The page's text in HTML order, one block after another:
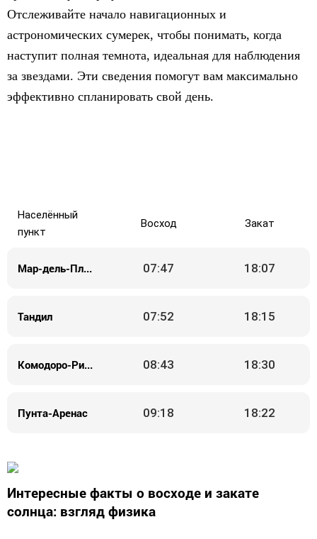
Отслеживайте начало навигационных и
астрономических сумерек, чтобы понимать, когда
наступит полная темнота, идеальная для наблюдения
за звездами. Эти сведения помогут вам максимально
эффективно спланировать свой день.
Населённый
пункт
Восход Закат
Мар-дель-Плата 07:47 18:07
Тандил 07:52 18:15
Комодоро-Ривадавия 08:43 18:30
Пунта-Аренас 09:18 18:22
Интересные факты о восходе и закате
солнца: взгляд физика